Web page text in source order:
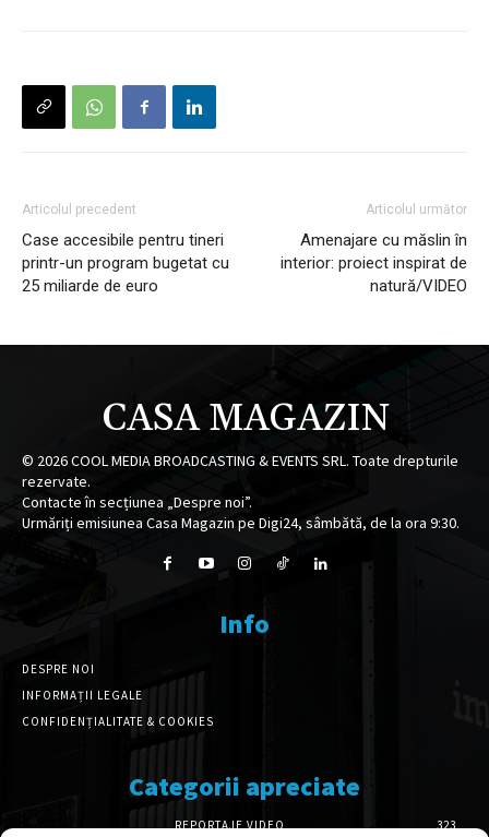
Articolul precedent
Case accesibile pentru tineri
printr-un program bugetat cu
25 miliarde de euro
Articolul următor
Amenajare cu măslin în
interior: proiect inspirat de
natură/VIDEO
CASA MAGAZIN
© 2026COOL MEDIA BROADCASTING & EVENTS SRL. Toate drepturile
rezervate.
Contacte în secțiunea „Despre noi”.
Urmăriți emisiunea Casa Magazin pe Digi24, sâmbătă, de la ora 9:30.
Info
DESPRE NOI
INFORMAȚII LEGALE
CONFIDENȚIALITATE & COOKIES
Categorii apreciate
REPORTAJE VIDEO 323